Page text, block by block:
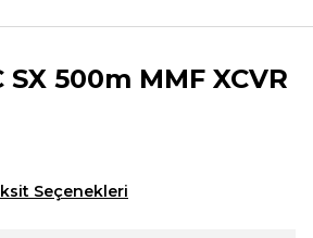
500m MMF XCVR
Seçenekleri